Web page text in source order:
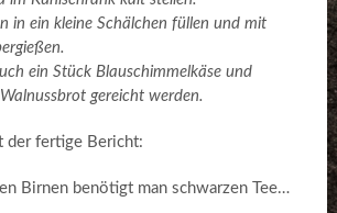
in ein kleine Schälchen füllen und mit
ein Stück Blauschimmelkäse und
gereicht werden.
der fertige Bericht:
Birnen benötigt man schwarzen Tee…